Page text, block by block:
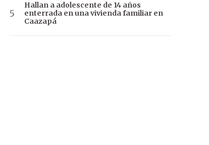
Hallan a adolescente de 14 años
enterrada en una vivienda familiar en
Caazapá